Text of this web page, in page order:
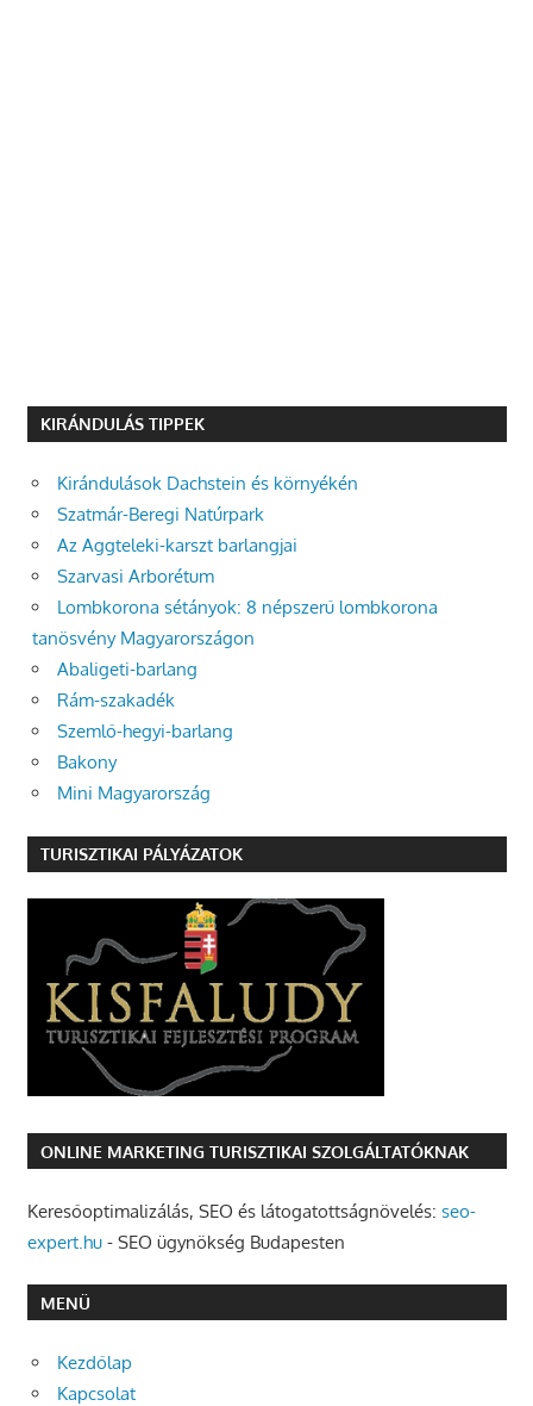
KIRÁNDULÁS TIPPEK
Kirándulások Dachstein és környékén
Szatmár-Beregi Natúrpark
Az Aggteleki-karszt barlangjai
Szarvasi Arborétum
Lombkorona sétányok: 8 népszerű lombkorona
tanösvény Magyarországon
Abaligeti-barlang
Rám-szakadék
Szemlő-hegyi-barlang
Bakony
Mini Magyarország
TURISZTIKAI PÁLYÁZATOK
ONLINE MARKETING TURISZTIKAI SZOLGÁLTATÓKNAK
Keresőoptimalizálás, SEO és látogatottságnövelés: seo-
expert.hu- SEO ügynökség Budapesten
MENÜ
Kezdőlap
Kapcsolat